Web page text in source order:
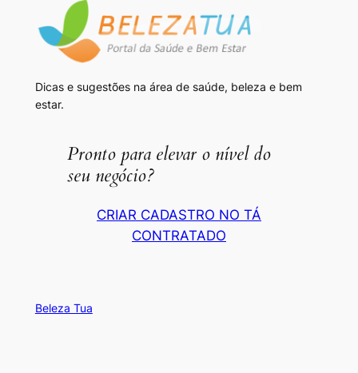
Dicas e sugestões na área de saúde, beleza e bem
estar.
Pronto para elevar o nível do
seu negócio?
CRIAR CADASTRO NO TÁ
CONTRATADO
Beleza Tua